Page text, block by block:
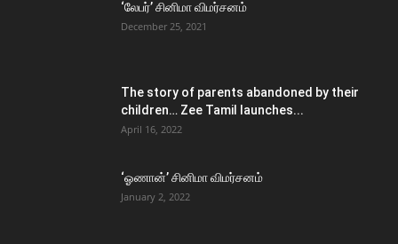
‘லேபர்’ சினிமா விமர்சனம்
December 25, 2021
The story of parents abandoned by their
children… Zee Tamil launches...
April 16, 2022
‘ஓணான்’ சினிமா விமர்சனம்
January 2, 2022